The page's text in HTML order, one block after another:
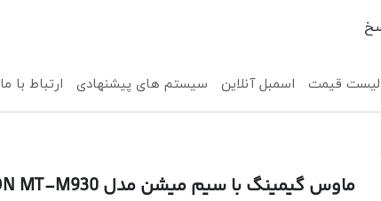
لیست قیمت اسمبل آنلاین سیستم های پیشنهادی ارتباط با ما
ماوس گیمینگ با سیم میشن مدل MEETION MT-M930(بدون جعبه)